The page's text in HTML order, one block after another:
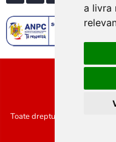
a livra
Toate drepturile rezervate SC